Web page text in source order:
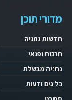
מדורי תוכן
חדשות נתניה
תרבות ופנאי
נתניה מבשלת
בלוגים ודעות